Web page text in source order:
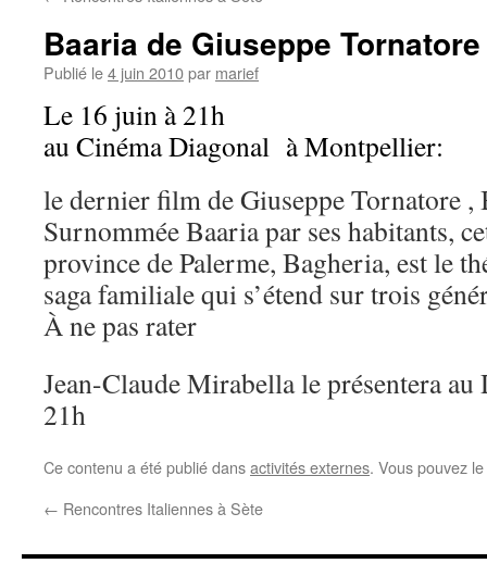
Baaria de Giuseppe Tornatore
Publié le4 juin 2010par marief
Le 16 juin à 21h
au Cinéma Diagonal à Montpellier:
le dernier film de Giuseppe Tornatore ,
Surnommée Baaria par ses habitants,
province de Palerme, Bagheria, est le
saga familiale qui s’étend sur trois
À ne pas rater
Jean-Claude Mirabella le présentera
21h
Ce contenu a été publié dansactivités externes. Vous pouvez
← Rencontres Italiennes à Sète